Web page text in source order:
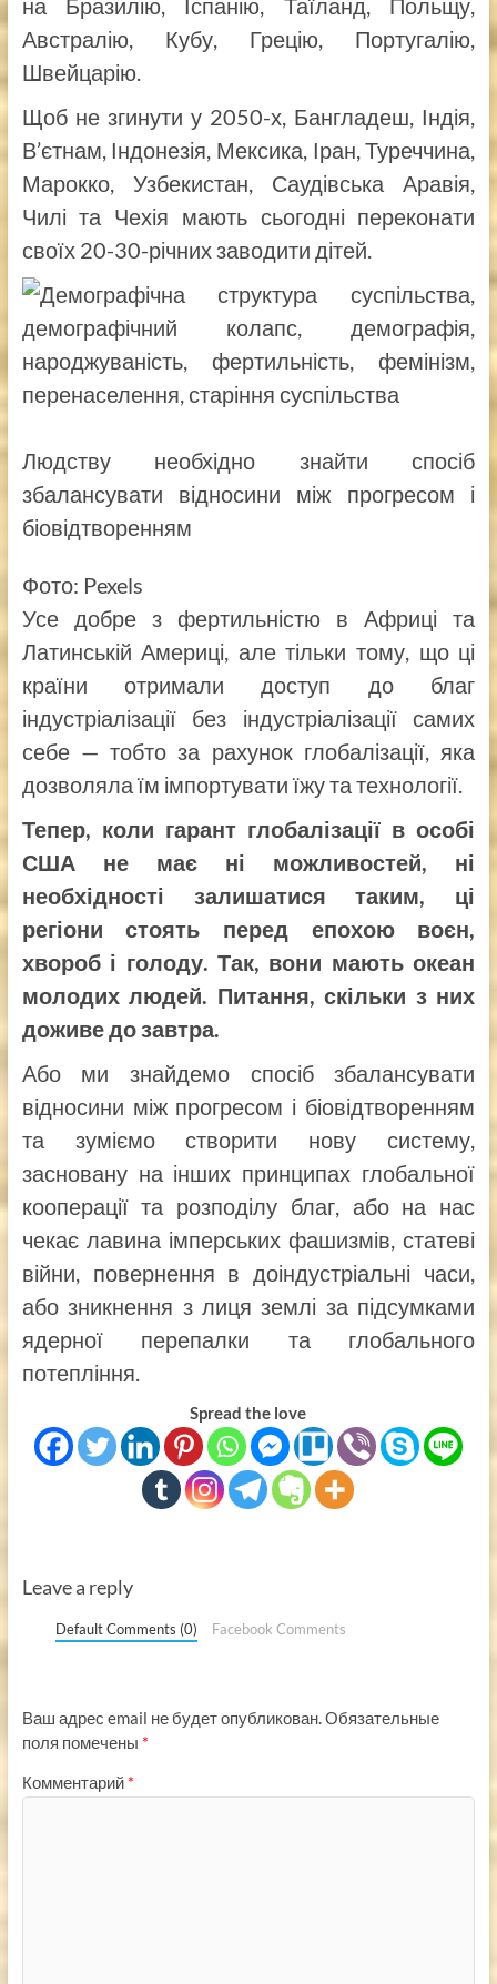
на Бразилію, Іспанію, Таїланд, Польщу,
Австралію, Кубу, Грецію, Португалію,
Швейцарію.
Щоб не згинути у 2050-х, Бангладеш, Індія,
В’єтнам, Індонезія, Мексика, Іран, Туреччина,
Марокко, Узбекистан, Саудівська Аравія,
Чилі та Чехія мають сьогодні переконати
своїх 20-30-річних заводити дітей.
Людству необхідно знайти спосіб
збалансувати відносини між прогресом і
біовідтворенням
Фото: Pexels
Усе добре з фертильністю в Африці та
Латинській Америці, але тільки тому, що ці
країни отримали доступ до благ
індустріалізації без індустріалізації самих
себе — тобто за рахунок глобалізації, яка
дозволяла їм імпортувати їжу та технології.
Тепер, коли гарант глобалізації в особі
США не має ні можливостей, ні
необхідності залишатися таким, ці
регіони стоять перед епохою воєн,
хвороб і голоду. Так, вони мають океан
молодих людей. Питання, скільки з них
доживе до завтра.
Або ми знайдемо спосіб збалансувати
відносини між прогресом і біовідтворенням
та зуміємо створити нову систему,
засновану на інших принципах глобальної
кооперації та розподілу благ, або на нас
чекає лавина імперських фашизмів, статеві
війни, повернення в доіндустріальні часи,
або зникнення з лиця землі за підсумками
ядерної перепалки та глобального
потепління.
Spread the love
Leave a reply
Default Comments (0) Facebook Comments
Ваш адрес email не будет опубликован.Обязательные
поля помечены *
Комментарий *